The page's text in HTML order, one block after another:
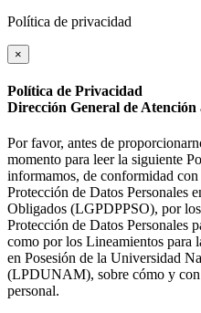
Política de privacidad
×
Política de Privacidad
Dirección General de
Por favor, antes de
momento para leer la siguiente
informamos, de conformidad
Protección de Datos Personales
Obligados (LGPDPPSO), por
Protección de Datos Personales
como por los Lineamientos para
en Posesión de la Universidad
(LPDUNAM), sobre cómo y con
personal.